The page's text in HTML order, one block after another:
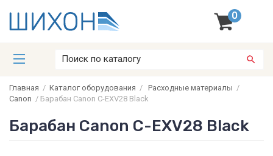
0
Главная / Каталог оборудования / Расходные материалы /
Canon / Барабан Canon C-EXV28 Black
Барабан Canon C-EXV28 Black